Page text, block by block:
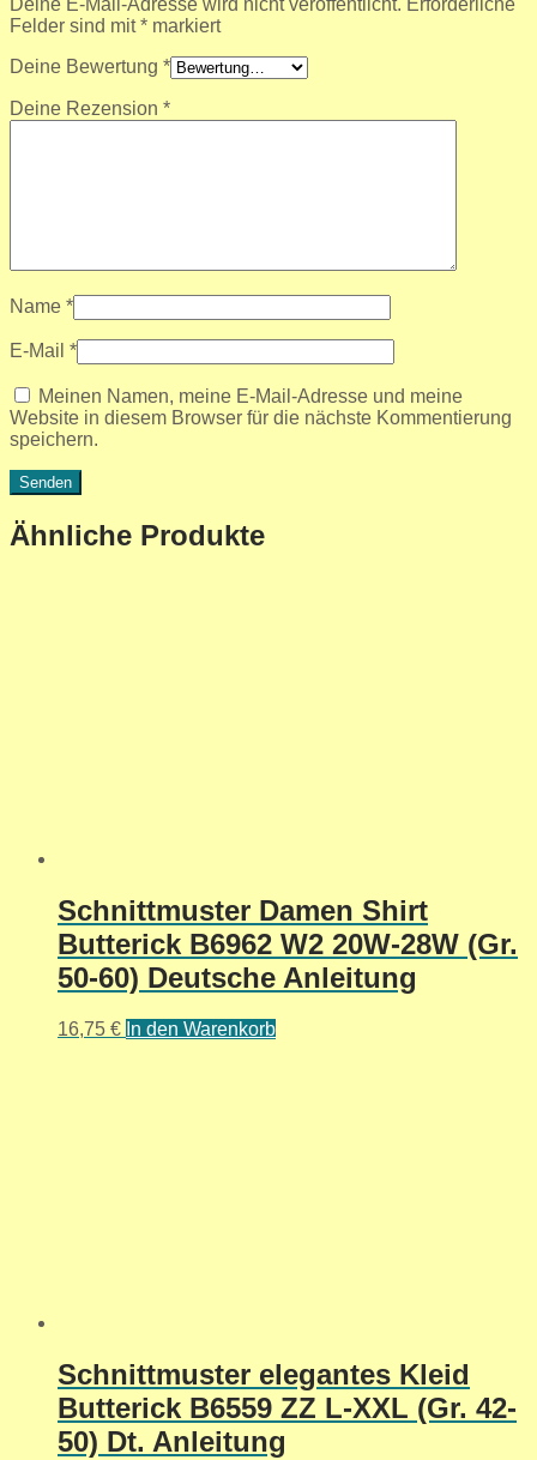
Deine E-Mail-Adresse wird nicht veröffentlicht. Erforderliche
Felder sind mit* markiert
Deine Bewertung *
Deine Rezension *
Name *
E-Mail *
Meinen Namen, meine E-Mail-Adresse und meine
Website in diesem Browser für die nächste Kommentierung
speichern.
Ähnliche Produkte
Schnittmuster Damen Shirt
Butterick B6962 W2 20W-28W (Gr.
50-60) Deutsche Anleitung
16,75 € In den Warenkorb
Schnittmuster elegantes Kleid
Butterick B6559 ZZ L-XXL (Gr. 42-
50) Dt. Anleitung